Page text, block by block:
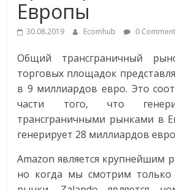
Commerce,
ритейле,
логистике,
Европы
30.08.2019 Ecomhub 0
Общий трансграничный
торговых площадок
в 9 миллиардов евро. Это
части того, что
трансграничными рынками в
генерирует 28 миллиардов
Amazon является крупнейшим
но когда мы смотрим только